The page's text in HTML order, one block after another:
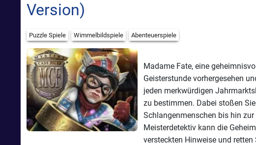
Version)
Puzzle Spiele Wimmelbildspiele Abenteuerspiele
Madame Fate, eine
Geisterstunde vorhergesehen
jeden merkwürdigen
zu bestimmen. Dabei stoßen
Schlangenmenschen bis hin
Meisterdetektiv kann die
versteckten Hinweise und retten